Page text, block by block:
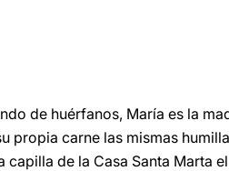
de huérfanos, María es la
propia carne las mismas
capilla de la Casa Santa Marta